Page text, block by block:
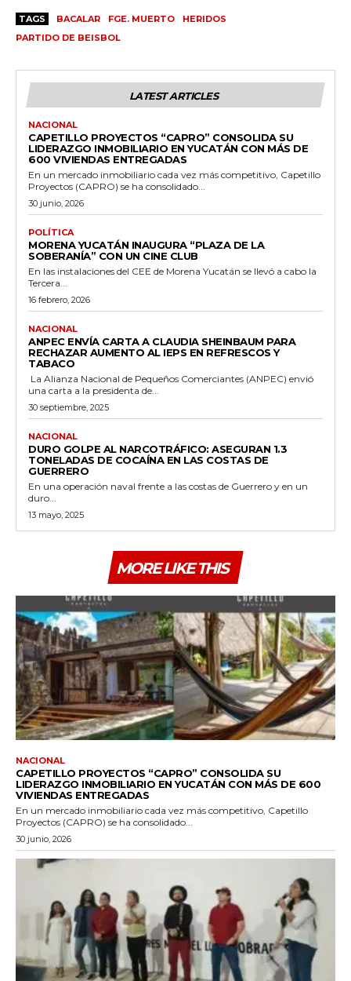
TAGS BACALAR FGE. MUERTO
HERIDOS
PARTIDO DE BEISBOL
LATEST ARTICLES
NACIONAL
CAPETILLO PROYECTOS “CAPRO” CONSOLIDA SU
LIDERAZGO INMOBILIARIO EN YUCATÁN CON MÁS DE
600 VIVIENDAS ENTREGADAS
En un mercado inmobiliario cada vez más competitivo, Capetillo
Proyectos (CAPRO) se ha consolidado...
30 junio, 2026
POLÍTICA
MORENA YUCATÁN INAUGURA “PLAZA DE LA
SOBERANÍA” CON UN CINE CLUB
En las instalaciones del CEE de Morena Yucatán se llevó a cabo la
Tercera...
16 febrero, 2026
NACIONAL
ANPEC ENVÍA CARTA A CLAUDIA SHEINBAUM PARA
RECHAZAR AUMENTO AL IEPS EN REFRESCOS Y
TABACO
La Alianza Nacional de Pequeños Comerciantes (ANPEC) envió
una carta a la presidenta de...
30 septiembre, 2025
NACIONAL
DURO GOLPE AL NARCOTRÁFICO: ASEGURAN 1.3
TONELADAS DE COCAÍNA EN LAS COSTAS DE
GUERRERO
En una operación naval frente a las costas de Guerrero y en un
duro...
13 mayo, 2025
MORE LIKE THIS
NACIONAL
CAPETILLO PROYECTOS “CAPRO” CONSOLIDA SU
LIDERAZGO INMOBILIARIO EN YUCATÁN CON MÁS DE 600
VIVIENDAS ENTREGADAS
En un mercado inmobiliario cada vez más competitivo, Capetillo
Proyectos (CAPRO) se ha consolidado...
30 junio, 2026